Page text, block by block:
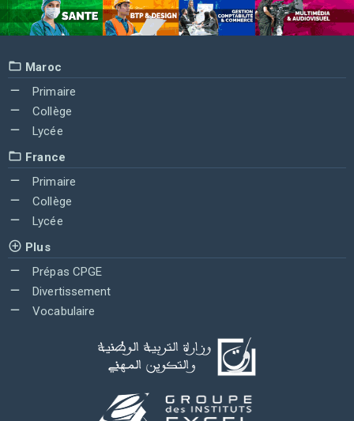
Maroc
Primaire
Collège
Lycée
France
Primaire
Collège
Lycée
Plus
Prépas CPGE
Divertissement
Vocabulaire